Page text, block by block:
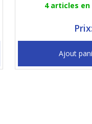
4 articles
Ajout